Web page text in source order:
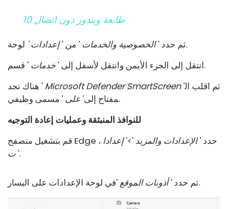
طابعة ويندوز دون اتصال 10
ثم حدد 'الخصوصية والخدمات ' من 'إعدادات '
لوحة.
انتقل إلى الجزء الأيمن وانتقل لأسفل إلى 'خدمات
' قسم.
هناك تجد ' Microsoft Defender SmartScreen 'ثم اقلب ال
مفتاح إلى' على
' مسمى وظيفي.
للنوافذ المنبثقة وعمليات إعادة التوجيه
قم بتشغيل متصفح Edge ، حدد 'الإعدادات والمزيد '>'إعدادا
ت '.
ثم حدد 'أذونات الموقع 'في لوحة الإعدادات على اليسار.